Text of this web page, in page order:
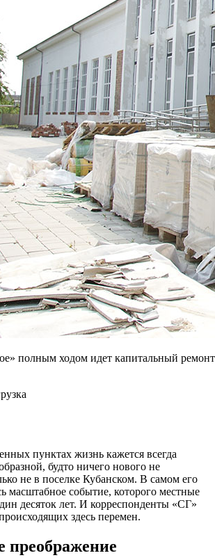
полным ходом идет капитальный ремонт.
пунктах жизнь кажется всегда
будто ничего нового не
не в поселке Кубанском. В самом его
масштабное событие, которого местные
десяток лет. И корреспонденты «СГ»
здесь перемен.
преображение